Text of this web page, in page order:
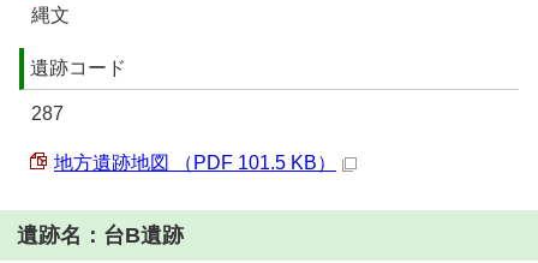
縄文
遺跡コード
287
地方遺跡地図 （PDF 101.5 KB）
遺跡名：台B遺跡